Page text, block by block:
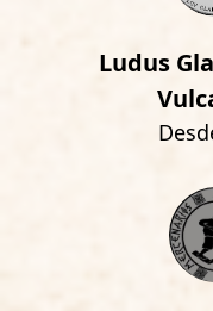
Ludus